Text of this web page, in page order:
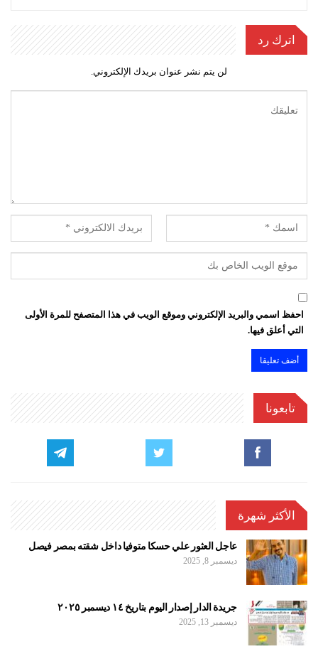
اترك رد
لن يتم نشر عنوان بريدك الإلكتروني.
احفظ اسمي والبريد الإلكتروني وموقع الويب في هذا المتصفح للمرة الأولى
التي أعلق فيها.
تابعونا
الأكثر شهرة
عاجل العثور علي حسكا متوفيا داخل شقته بمصر فيصل
ديسمبر 8, 2025
جريدة الدار إصدار اليوم بتاريخ ١٤ ديسمبر ٢٠٢٥
ديسمبر 13, 2025